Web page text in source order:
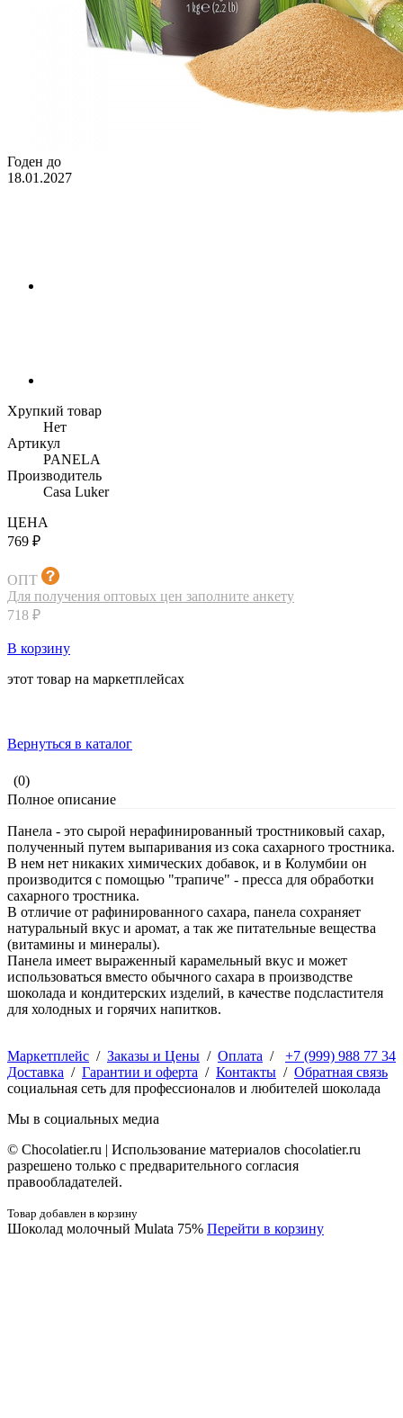
Годен до
18.01.2027
Хрупкий товар
Нет
Артикул
PANELA
Производитель
Casa Luker
ЦЕНА
769 ₽
ОПТ
Для получения оптовых цен заполните анкету
718 ₽
В корзину
этот товар на маркетплейсах
Вернуться в каталог
(0)
Полное описание
Панела - это сырой нерафинированный тростниковый сахар,
полученный путем выпаривания из сока сахарного тростника.
В нем нет никаких химических добавок, и в Колумбии он
производится с помощью "трапиче" - пресса для обработки
сахарного тростника.
В отличие от рафинированного сахара, панела сохраняет
натуральный вкус и аромат, а так же питательные вещества
(витамины и минералы).
Панела имеет выраженный карамельный вкус и может
использоваться вместо обычного сахара в производстве
шоколада и кондитерских изделий, в качестве подсластителя
для холодных и горячих напитков.
+7 (999) 988 77 34
Маркетплейс / Заказы и Цены / Оплата /
Доставка / Гарантии и оферта / Контакты / Обратная связь
социальная сеть для профессионалов и любителей шоколада
Мы в социальных медиа
© Сhocolatier.ru | Использование материалов chocolatier.ru
разрешено только с предварительного согласия
правообладателей.
Товар добавлен в корзину
Шоколад молочный Mulata 75% Перейти в корзину